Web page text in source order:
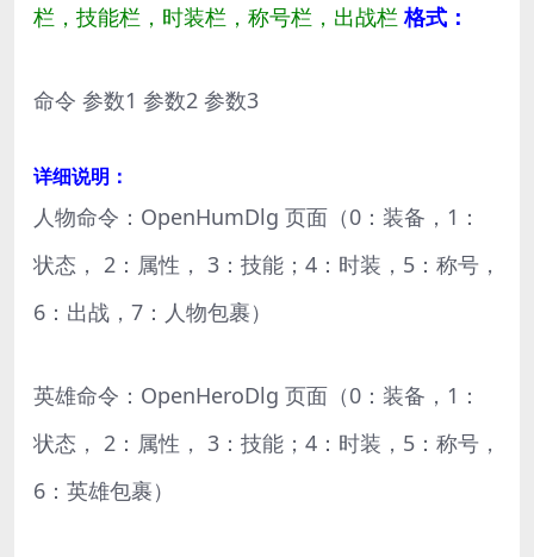
栏，技能栏，时装栏，称号栏，出战栏 格式：
命令 参数1 参数2 参数3
详细说明：
人物命令：OpenHumDlg 页面（0：装备，1：
状态， 2：属性， 3：技能；4：时装，5：称号，
6：出战，7：人物包裹）
英雄命令：OpenHeroDlg 页面（0：装备，1：
状态， 2：属性， 3：技能；4：时装，5：称号，
6：英雄包裹）